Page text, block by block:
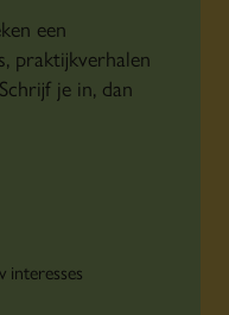
een
praktijkverhalen
je in, dan
interesses